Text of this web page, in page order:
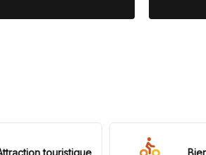
touristique